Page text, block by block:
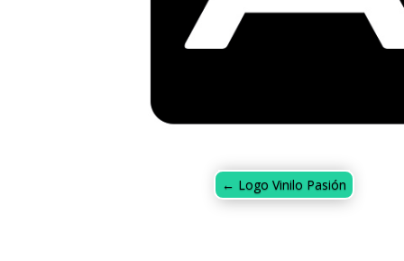
← Logo Vinilo Pasión